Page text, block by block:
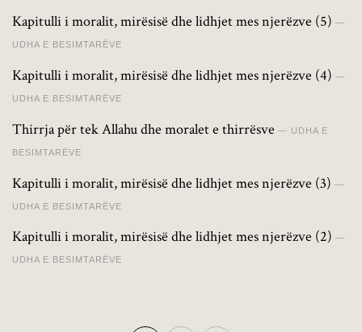
Kapitulli i moralit, mirësisë dhe lidhjet mes njerëzve (5)
UDHA E BESIMTARËVE
Kapitulli i moralit, mirësisë dhe lidhjet mes njerëzve (4)
UDHA E BESIMTARËVE
Thirrja për tek Allahu dhe moralet e thirrësve UDHA E
BESIMTARËVE
Kapitulli i moralit, mirësisë dhe lidhjet mes njerëzve (3)
UDHA E BESIMTARËVE
Kapitulli i moralit, mirësisë dhe lidhjet mes njerëzve (2)
UDHA E BESIMTARËVE